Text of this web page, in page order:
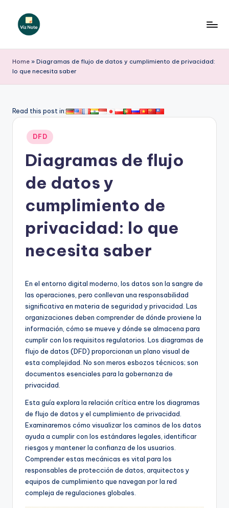
Saltar
iz
N
t
si
&
S
o
Home » Diagramas de flujo de datos y cumplimiento de privacidad:
lo que necesita saber
Read this post in:
Publicado
en
DFD
Diagramas de flujo
de datos y
cumplimiento de
privacidad: lo que
necesita saber
En el entorno digital moderno, los datos son la sangre de
las operaciones, pero conllevan una responsabilidad
significativa en materia de seguridad y privacidad. Las
organizaciones deben comprender de dónde proviene la
información, cómo se mueve y dónde se almacena para
cumplir con los requisitos regulatorios. Los diagramas de
flujo de datos (DFD) proporcionan un plano visual de
esta complejidad. No son meros esbozos técnicos; son
documentos esenciales para la gobernanza de
privacidad.
Esta guía explora la relación crítica entre los diagramas
de flujo de datos y el cumplimiento de privacidad.
Examinaremos cómo visualizar los caminos de los datos
ayuda a cumplir con los estándares legales, identificar
riesgos y mantener la confianza de los usuarios.
Comprender estas mecánicas es vital para los
responsables de protección de datos, arquitectos y
equipos de cumplimiento que navegan por la red
compleja de regulaciones globales.